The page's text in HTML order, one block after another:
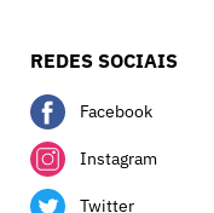
REDES SOCIAIS
Facebook
Instagram
Twitter